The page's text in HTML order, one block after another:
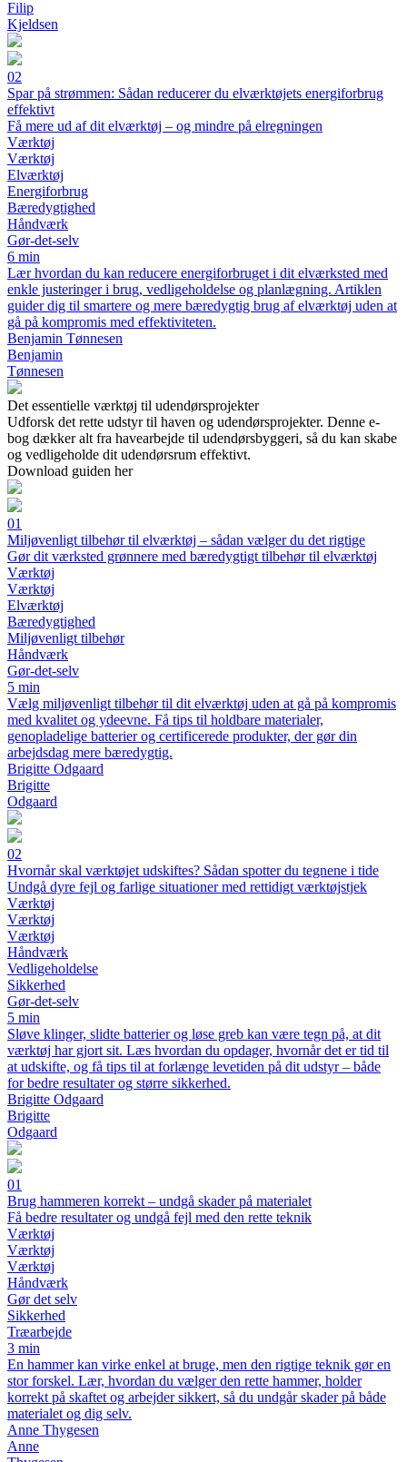
Filip
Kjeldsen
02
Spar på strømmen: Sådan reducerer du elværktøjets energiforbrug
effektivt
Få mere ud af dit elværktøj – og mindre på elregningen
Værktøj
Værktøj
Elværktøj
Energiforbrug
Bæredygtighed
Håndværk
Gør-det-selv
6 min
Lær hvordan du kan reducere energiforbruget i dit elværksted med
enkle justeringer i brug, vedligeholdelse og planlægning. Artiklen
guider dig til smartere og mere bæredygtig brug af elværktøj uden at
gå på kompromis med effektiviteten.
Benjamin Tønnesen
Benjamin
Tønnesen
Det essentielle værktøj til udendørsprojekter
Udforsk det rette udstyr til haven og udendørsprojekter. Denne e-
bog dækker alt fra havearbejde til udendørsbyggeri, så du kan skabe
og vedligeholde dit udendørsrum effektivt.
Download guiden her
01
Miljøvenligt tilbehør til elværktøj – sådan vælger du det rigtige
Gør dit værksted grønnere med bæredygtigt tilbehør til elværktøj
Værktøj
Værktøj
Elværktøj
Bæredygtighed
Miljøvenligt tilbehør
Håndværk
Gør-det-selv
5 min
Vælg miljøvenligt tilbehør til dit elværktøj uden at gå på kompromis
med kvalitet og ydeevne. Få tips til holdbare materialer,
genopladelige batterier og certificerede produkter, der gør din
arbejdsdag mere bæredygtig.
Brigitte Odgaard
Brigitte
Odgaard
02
Hvornår skal værktøjet udskiftes? Sådan spotter du tegnene i tide
Undgå dyre fejl og farlige situationer med rettidigt værktøjstjek
Værktøj
Værktøj
Værktøj
Håndværk
Vedligeholdelse
Sikkerhed
Gør-det-selv
5 min
Sløve klinger, slidte batterier og løse greb kan være tegn på, at dit
værktøj har gjort sit. Læs hvordan du opdager, hvornår det er tid til
at udskifte, og få tips til at forlænge levetiden på dit udstyr – både
for bedre resultater og større sikkerhed.
Brigitte Odgaard
Brigitte
Odgaard
01
Brug hammeren korrekt – undgå skader på materialet
Få bedre resultater og undgå fejl med den rette teknik
Værktøj
Værktøj
Værktøj
Håndværk
Gør det selv
Sikkerhed
Træarbejde
3 min
En hammer kan virke enkel at bruge, men den rigtige teknik gør en
stor forskel. Lær, hvordan du vælger den rette hammer, holder
korrekt på skaftet og arbejder sikkert, så du undgår skader på både
materialet og dig selv.
Anne Thygesen
Anne